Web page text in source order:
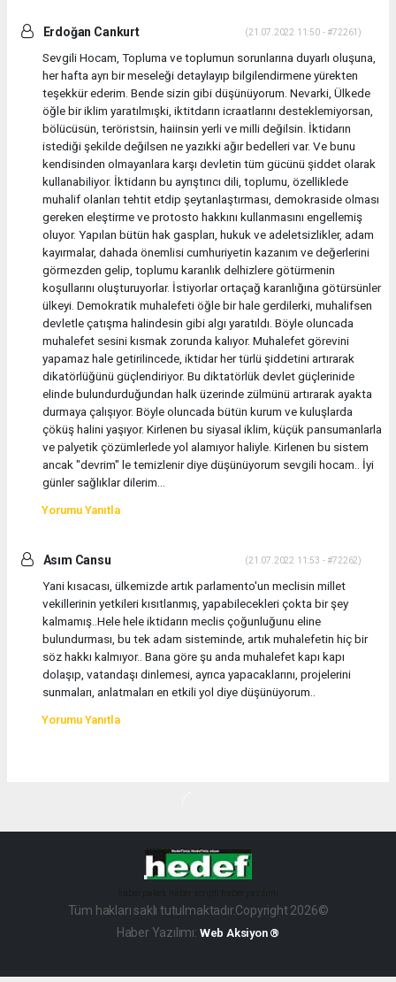
Erdoğan Cankurt (21.07.2022 11:50 - #72261)
Sevgili Hocam, Topluma ve toplumun sorunlarına duyarlı oluşuna,
her hafta ayrı bir meseleği detaylayıp bilgilendirmene yürekten
teşekkür ederim. Bende sizin gibi düşünüyorum. Nevarki, Ülkede
öğle bir iklim yaratılmışki, iktitdarın icraatlarını desteklemiyorsan,
bölücüsün, teröristsin, haiinsin yerli ve milli değilsin. İktidarın
istediği şekilde değilsen ne yazıkki ağır bedelleri var. Ve bunu
kendisinden olmayanlara karşı devletin tüm gücünü şiddet olarak
kullanabiliyor. İktidarın bu ayrıştırıcı dili, toplumu, özelliklede
muhalif olanları tehtit etdip şeytanlaştırması, demokraside olması
gereken eleştirme ve protosto hakkını kullanmasını engellemiş
oluyor. Yapılan bütün hak gaspları, hukuk ve adeletsizlikler, adam
kayırmalar, dahada önemlisi cumhuriyetin kazanım ve değerlerini
görmezden gelip, toplumu karanlık delhizlere götürmenin
koşullarını oluşturuyorlar. İstiyorlar ortaçağ karanlığına götürsünler
ülkeyi. Demokratik muhalefeti öğle bir hale gerdilerki, muhalifsen
devletle çatışma halindesin gibi algı yaratıldı. Böyle oluncada
muhalefet sesini kısmak zorunda kalıyor. Muhalefet görevini
yapamaz hale getirilincede, iktidar her türlü şiddetini artırarak
dikatörlüğünü güçlendiriyor. Bu diktatörlük devlet güçlerinide
elinde bulundurduğundan halk üzerinde zülmünü artırarak ayakta
durmaya çalışıyor. Böyle oluncada bütün kurum ve kuluşlarda
çöküş halini yaşıyor. Kirlenen bu siyasal iklim, küçük pansumanlarla
ve palyetik çözümlerlede yol alamıyor haliyle. Kirlenen bu sistem
ancak "devrim" le temizlenir diye düşünüyorum sevgili hocam.. İyi
günler sağlıklar dilerim...
Yorumu Yanıtla
Asım Cansu (21.07.2022 11:53 - #72262)
Yani kısacası, ülkemizde artık parlamento'un meclisin millet
vekillerinin yetkileri kısıtlanmış, yapabilecekleri çokta bir şey
kalmamış..Hele hele iktidarın meclis çoğunluğunu eline
bulundurması, bu tek adam sisteminde, artık muhalefetin hiç bir
söz hakkı kalmıyor.. Bana göre şu anda muhalefet kapı kapı
dolaşıp, vatandaşı dinlemesi, ayrıca yapacaklarını, projelerini
sunmaları, anlatmaları en etkili yol diye düşünüyorum..
Yorumu Yanıtla
Tüm hakları saklı tutulmaktadır.Copyright 2026©
Haber Yazılımı: Web Aksiyon ®